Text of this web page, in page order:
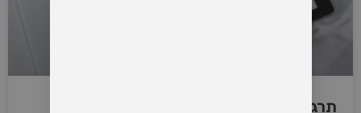
תרגילי קיגל לטיפול בשפיכה מוקדמת